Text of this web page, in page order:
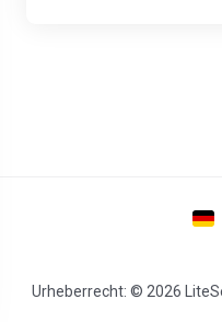
Urheberrecht: © 2026